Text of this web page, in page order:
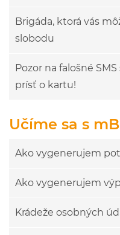
Brigáda, ktorá vás
slobodu
Pozor na falošné
prísť o kartu!
Učíme sa s
Ako vygenerujem
Ako vygenerujem
Krádeže osobných